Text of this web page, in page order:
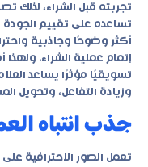
تجربته قبل الشراء، لذلك
تساعده على تقييم الجودة
أكثر وضوحًا وجاذبية
إتمام عملية الشراء. ولهذا
تسويقيًا مؤثرًا يساعد
وزيادة التفاعل، وتحويل
جذب انتباه
تعمل الصور الاحترافية